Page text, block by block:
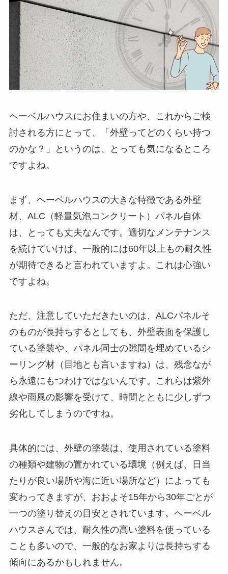
ヘーベルハウスにお住まいの方や、これからご検
討される方にとって、「外壁ってどのくらい持つ
のかな？」というのは、とっても気になるところ
ですよね。
まず、ヘーベルハウスの大きな特徴である外壁
材、ALC（軽量気泡コンクリート）パネル自体
は、とっても丈夫なんです。適切なメンテナンス
を続けていけば、一般的には60年以上もの耐久性
が期待できると言われていますよ。これは心強い
ですよね。
ただ、注意していただきたいのは、ALCパネルそ
のものが長持ちするとしても、外壁表面を保護し
ている塗装や、パネル同士の隙間を埋めているシ
ーリング材（目地とも言いますね）は、残念なが
ら永遠にもつわけではないんです。これらは紫外
線や雨風の影響を受けて、時間とともに少しずつ
劣化してしまうのですね。
具体的には、外壁の塗装は、使用されている塗料
の種類や建物の置かれている環境（例えば、日当
たりが良い場所や海に近い場所など）によっても
変わってきますが、おおよそ15年から30年ごとが
一つの塗り替えの目安とされています。ヘーベル
ハウスさんでは、耐久性の高い塗料を使っている
ことも多いので、一般的なお家よりは長持ちする
傾向にあるかもしれません。